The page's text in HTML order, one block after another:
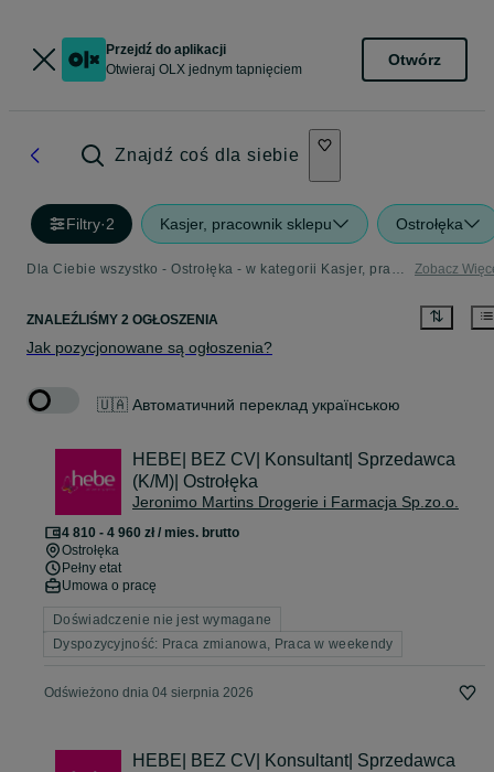
Przejdź do aplikacji
Otwieraj OLX jednym tapnięciem
Otwórz
Znajdź coś dla siebie
Filtry·2 Kasjer, pracownik sklepu Ostrołęka
Dla Ciebie wszystko - Ostrołęka - w kategorii Kasjer, pracownik sklepu Zobacz
ZNALEŹLIŚMY 2 OGŁOSZENIA
Jak pozycjonowane są ogłoszenia?
🇺🇦 Автоматичний переклад українською
HEBE| BEZ CV| Konsultant| Sprzedawca
(K/M)| Ostrołęka
Jeronimo Martins Drogerie i Farmacja Sp.zo.o.
4 810 - 4 960 zł / mies. brutto
Ostrołęka
Pełny etat
Umowa o pracę
Doświadczenie nie jest wymagane
Dyspozycyjność: Praca zmianowa, Praca w weekendy
Odświeżono dnia 04 sierpnia 2026
HEBE| BEZ CV| Konsultant| Sprzedawca